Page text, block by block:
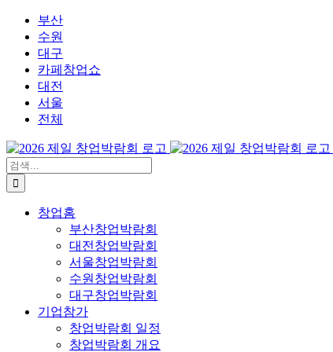
부산
수원
대구
카페창업쇼
대전
서울
전체
검
색:
창업홈
부산창업박람회
대전창업박람회
서울창업박람회
수원창업박람회
대구창업박람회
기업참가
창업박람회 일정
창업박람회 개요